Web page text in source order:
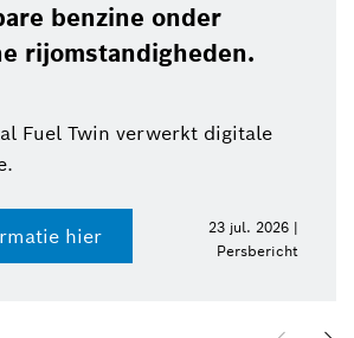
benzine onder
rijomstandigheden.
Fuel Twin verwerkt digitale
hier
23 jul. 2026 |
Persbericht